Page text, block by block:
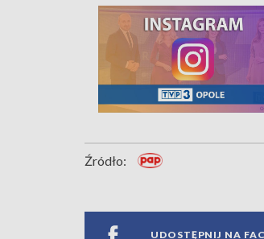
Źródło:
UDOSTĘPNIJ NA